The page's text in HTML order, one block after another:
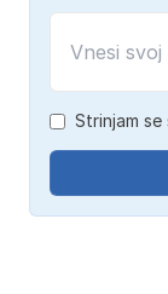
Strinjam se